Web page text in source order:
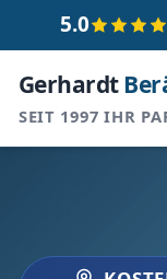
5.0
Gerhardt
SEIT 1997 IHR